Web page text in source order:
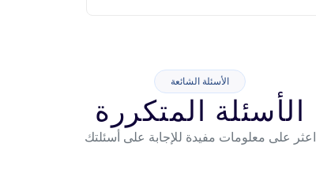
الأسئلة الشائعة
الأسئلة المتكررة
اعثر على معلومات مفيدة للإجابة على أسئلتك